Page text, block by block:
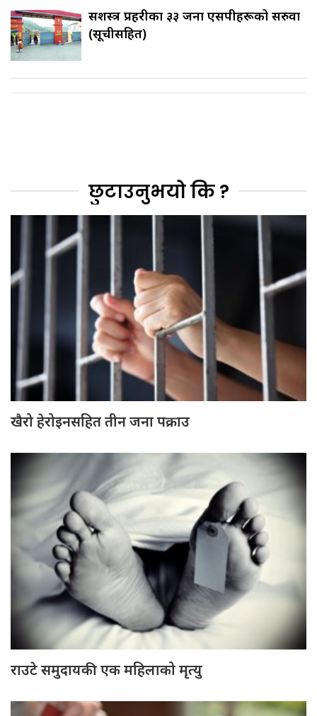
सशस्त्र प्रहरीका ३३ जना एसपीहरूको सरुवा
(सूचीसहित)
छुटाउनुभयो कि ?
खैरो हेरोइनसहित तीन जना पक्राउ
राउटे समुदायकी एक महिलाको मृत्यु